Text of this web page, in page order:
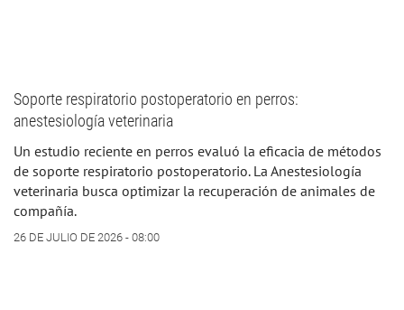
Soporte respiratorio postoperatorio en perros:
anestesiología veterinaria
Un estudio reciente en perros evaluó la eficacia de métodos
de soporte respiratorio postoperatorio. La Anestesiología
veterinaria busca optimizar la recuperación de animales de
compañía.
26 DE JULIO DE 2026 - 08:00